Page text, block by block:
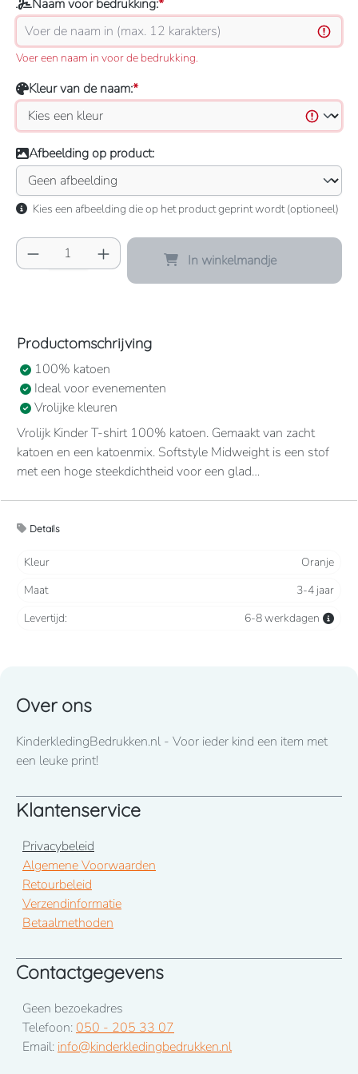
Naam voor bedrukking:*
Voer een naam in voor de bedrukking.
Kleur van de naam:*
Afbeelding op product:
Kies een afbeelding die op het product geprint wordt (optioneel)
Producthoeveelheid: Voer de gewenste
In winkelmandje
Productomschrijving
100% katoen
Ideal voor evenementen
Vrolijke kleuren
Vrolijk Kinder T-shirt 100% katoen. Gemaakt van zacht
katoen en een katoenmix. Softstyle Midweight is een stof
met een hoge steekdichtheid voor een glad
met ribboord. Nektape in de kraag en aan de schouders,
Details
Kleur
Oranje
Maat
3-4 jaar
Levertijd:
6-8 werkdagen
Over ons
KinderkledingBedrukken.nl - Voor ieder kind een item met
een leuke print!
Klantenservice
Privacybeleid
Algemene Voorwaarden
Retourbeleid
Verzendinformatie
Betaalmethoden
Contactgegevens
Geen bezoekadres
Telefoon: 050 - 205 33 07
Email: info@kinderkledingbedrukken.nl